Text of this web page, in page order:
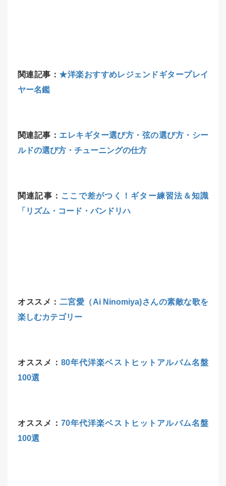
関連記事：★洋楽おすすめレジェンドギタープレイ
ヤー名鑑
関連記事： エレキギター選び方・弦の選び方・シー
ルドの選び方・チューニングの仕方
関連記事： ここで差がつく！ギター練習法＆知識
「リズム・コード・バンドリハ
オススメ： 二宮愛（Ai Ninomiya)さんの素敵な歌を
楽しむカテゴリー
オススメ： 80年代洋楽ベストヒットアルバム名盤
100選
オススメ： 70年代洋楽ベストヒットアルバム名盤
100選